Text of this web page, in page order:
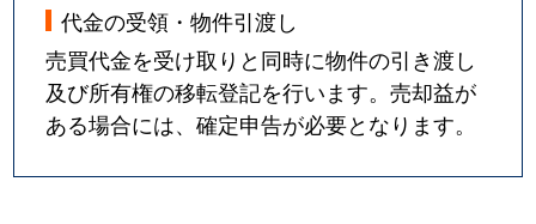
代金の受領・物件引渡し
売買代金を受け取りと同時に物件の引き渡し
及び所有権の移転登記を行います。売却益が
ある場合には、確定申告が必要となります。